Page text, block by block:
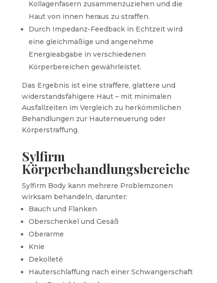
Kollagenfasern zusammenzuziehen und die
Haut von innen heraus zu straffen.
Durch Impedanz-Feedback in Echtzeit wird
eine gleichmäßige und angenehme
Energieabgabe in verschiedenen
Körperbereichen gewährleistet.
Das Ergebnis ist eine straffere, glattere und
widerstandsfähigere Haut – mit minimalen
Ausfallzeiten im Vergleich zu herkömmlichen
Behandlungen zur Hauterneuerung oder
Körperstraffung.
Sylfirm
Körperbehandlungsbereiche
Sylfirm Body kann mehrere Problemzonen
wirksam behandeln, darunter:
Bauch und Flanken
Oberschenkel und Gesäß
Oberarme
Knie
Dekolleté
Hauterschlaffung nach einer Schwangerschaft